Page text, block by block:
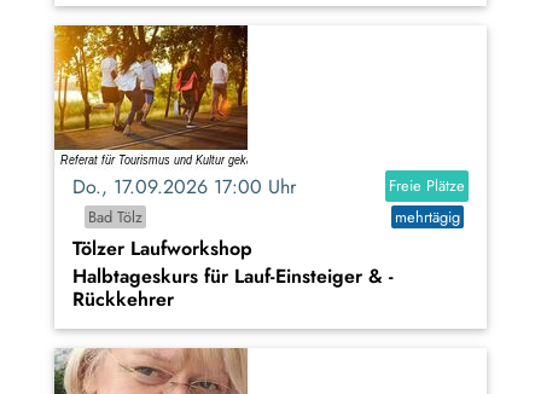
Do., 17.09.2026 17:00 Uhr
Freie Plätze
Bad Tölz
mehrtägig
Tölzer Laufworkshop
Halbtageskurs für Lauf-Einsteiger & -
Rückkehrer